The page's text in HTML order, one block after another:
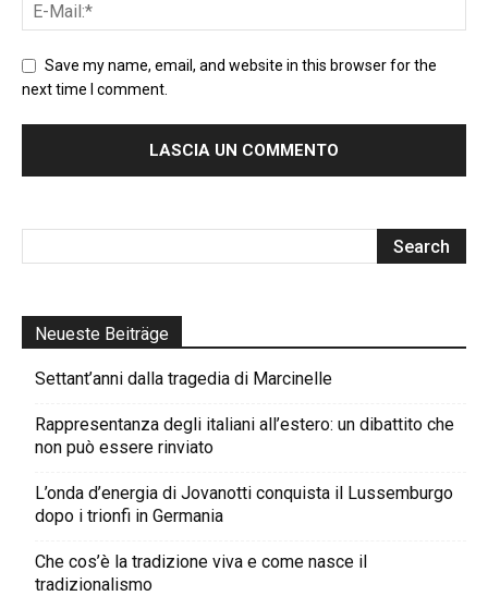
Save my name, email, and website in this browser for the
next time I comment.
Neueste Beiträge
Settant’anni dalla tragedia di Marcinelle
Rappresentanza degli italiani all’estero: un dibattito che
non può essere rinviato
L’onda d’energia di Jovanotti conquista il Lussemburgo
dopo i trionfi in Germania
Che cos’è la tradizione viva e come nasce il
tradizionalismo